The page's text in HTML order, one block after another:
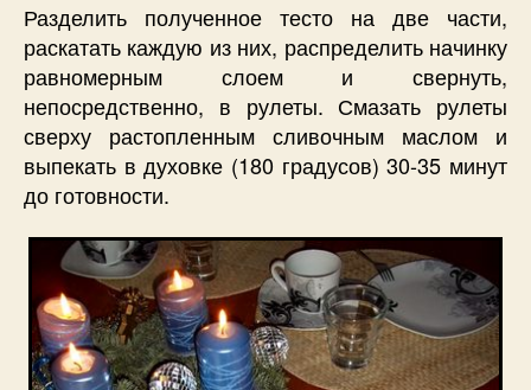
Разделить полученное тесто на две части,
раскатать каждую из них, распределить начинку
равномерным слоем и свернуть,
непосредственно, в рулеты. Смазать рулеты
сверху растопленным сливочным маслом и
выпекать в духовке (180 градусов) 30-35 минут
до готовности.